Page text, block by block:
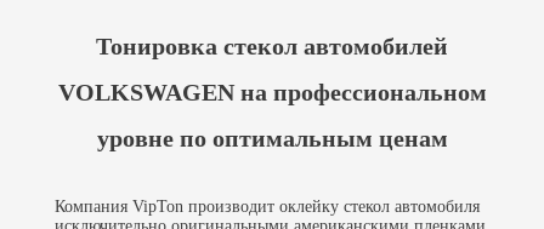
Тонировка стекол автомобилей
VOLKSWAGEN на профессиональном
уровне по оптимальным ценам
Компания VipTon производит оклейку стекол автомобиля